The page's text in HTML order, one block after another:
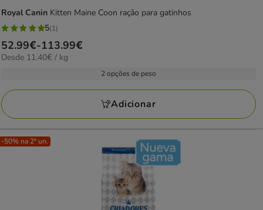
Royal Canin Kitten Maine Coon ração para gatinhos
5
estrelas
com
avaliações
5(1)
Preço
de
113.99€
52.99€-113.99€
11.40€
Desde 11.40€ / kg
2 opções de peso
Adicionar
-50% na 2ª un.